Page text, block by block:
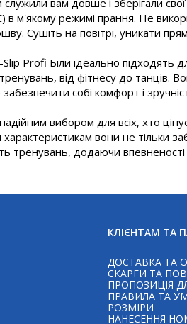
вам довше і зберігали
в м'якому режимі прання. Не
Сушіть на повітрі, уникати
Profi Біли ідеально підходять
від фітнесу до
собі комфорт і
вибором для всіх, хто
характеристикам вони не
тренувань, додаючи
КЛІЄНТАМ ТА
ДОСТАВКА ТА
СКАРГИ ТА
ПРОПОЗИЦІЯ
ПРАВИЛА ТА
РОЗМІРИ
НАНЕСЕННЯ